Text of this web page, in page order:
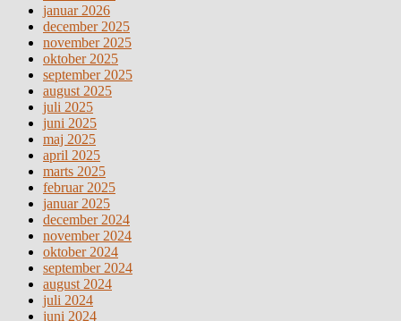
januar 2026
december 2025
november 2025
oktober 2025
september 2025
august 2025
juli 2025
juni 2025
maj 2025
april 2025
marts 2025
februar 2025
januar 2025
december 2024
november 2024
oktober 2024
september 2024
august 2024
juli 2024
juni 2024